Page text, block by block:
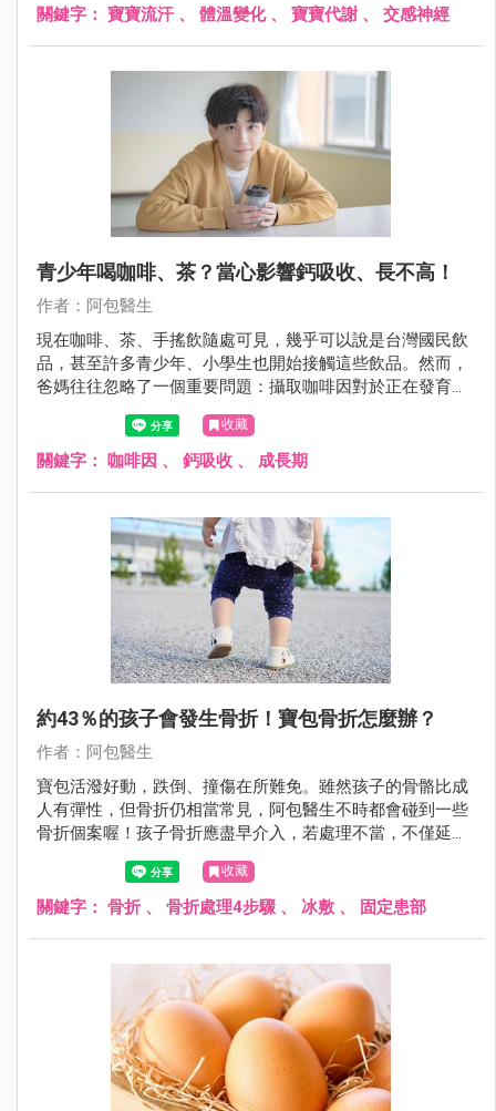
關鍵字： 寶寶流汗 、 體溫變化、 寶寶代謝 、 交感神經
青少年喝咖啡、茶？當心影響鈣吸收、長不高！
作者：阿包醫生
現在咖啡、茶、手搖飲隨處可見，幾乎可以說是台灣國民飲
品，甚至許多青少年、小學生也開始接觸這些飲品。然而，
爸媽往往忽略了一個重要問題：攝取咖啡因對於正在發育的
孩子，可能造成骨骼生長與健康上的影響。
收藏
關鍵字： 咖啡因 、 鈣吸收 、 成長期
約43％的孩子會發生骨折！寶包骨折怎麼辦？
作者：阿包醫生
寶包活潑好動，跌倒、撞傷在所難免。雖然孩子的骨骼比成
人有彈性，但骨折仍相當常見，阿包醫生不時都會碰到一些
骨折個案喔！孩子骨折應盡早介入，若處理不當，不僅延誤
治療，還可能影響骨骼發育與日常生活。
收藏
關鍵字： 骨折 、 骨折處理4步驟 、 冰敷 、 固定患部